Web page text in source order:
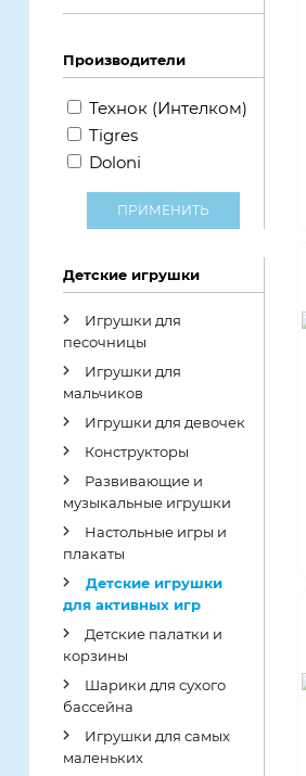
не предусмотрена
Картонная
Пластиковая
банка
Пластиковый
Полиэтиленовая
Сумка
Винил
Металл
ПВХ
Пенопласт
Производители
Технок (Интелком)
Tigres
Doloni
ПРИМЕНИТЬ
Детские игрушки
Игрушки для
песочницы
Игрушки для
мальчиков
Игрушки для девочек
Конструкторы
Развивающие и
музыкальные игрушки
Настольные игры и
плакаты
Детские игрушки
для активных игр
Детские палатки и
корзины
Шарики для сухого
бассейна
Игрушки для самых
маленьких